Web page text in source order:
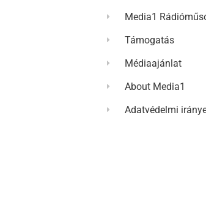
Media1
Támogatás
Médiaajánlat
About Media1
Adatvédelmi